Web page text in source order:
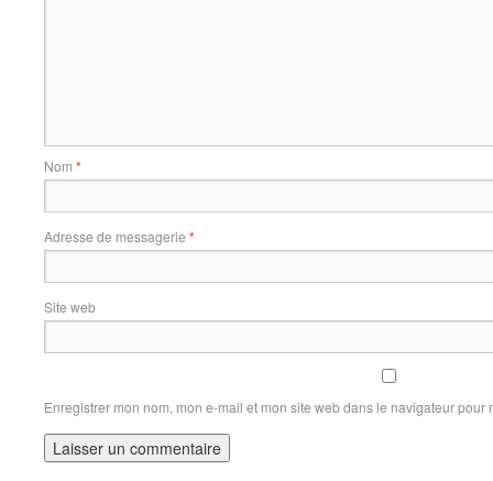
Nom *
Adresse de messagerie *
Site web
Enregistrer mon nom, mon e-mail et mon site web dans le navigateur pour